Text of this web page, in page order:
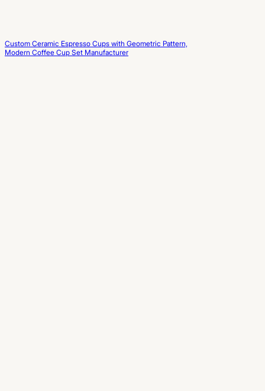
Custom Ceramic Espresso Cups with Geometric Pattern,
Modern Coffee Cup Set Manufacturer